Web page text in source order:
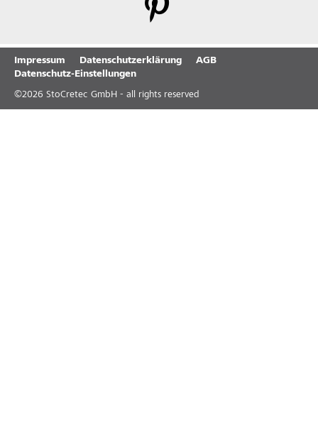
Impressum Datenschutzerklärung
AGB
Datenschutz-Einstellungen
©2026 StoCretec GmbH - all rights reserved